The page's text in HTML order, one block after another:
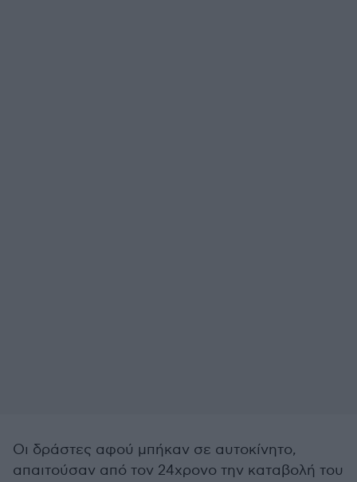
Οι δράστες αφού μπήκαν σε αυτοκίνητο,
απαιτούσαν από τον 24χρονο την καταβολή του